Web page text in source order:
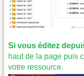
Si vous éditez
haut de la page puis
votre ressource.